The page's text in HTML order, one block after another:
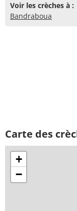
Voir les crèches à :
Bandraboua
Carte des
+
−